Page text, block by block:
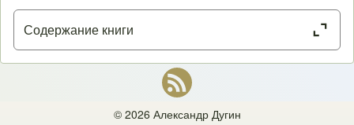
Содержание книги Close or Open tab vvja-
ВВЕДЕНИЕ:
Науки об обществе и основные подходы к его изучению
Философия — История — Антропология — Этнология — Социология —
© 2026 Александр Дугин